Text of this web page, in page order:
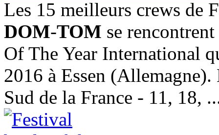
Les 15 meilleurs crews de
DOM-TOM se
Of The Year International
2016 à Essen
Sud de la France - 11, 18,